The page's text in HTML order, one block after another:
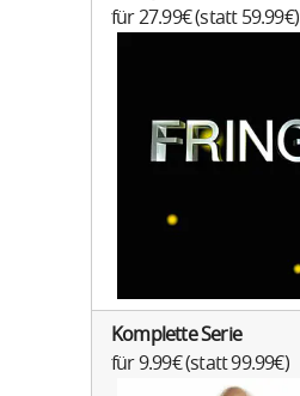
für 27.99€ (statt 59.99€)
Komplette Serie
für 9.99€ (statt 99.99€)